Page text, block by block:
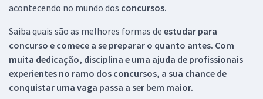
acontecendo no mundo dos concursos.
Saiba quais são as melhores formas de estudar para
concurso e comece a se preparar o quanto antes. Com
muita dedicação, disciplina e uma ajuda de profissionais
experientes no ramo dos concursos, a sua chance de
conquistar uma vaga passa a ser bem maior.